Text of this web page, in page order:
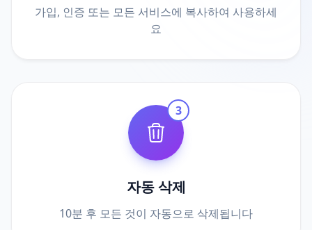
가입, 인증 또는 모든 서비스에 복사하여 사용하세
요
3
자동 삭제
10분 후 모든 것이 자동으로 삭제됩니다